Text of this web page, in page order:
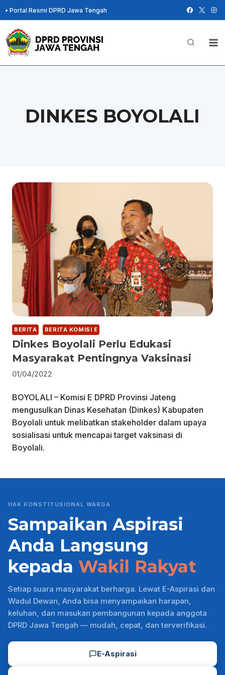
Skip
to
content
• Portal Resmi DPRD Jawa Tengah
DINKES BOYOLALI
BERITA BERITA KOMISI E
Dinkes Boyolali Perlu Edukasi
Masyarakat Pentingnya Vaksinasi
01/04/2022
BOYOLALI – Komisi E DPRD Provinsi Jateng
mengusulkan Dinas Kesehatan (Dinkes) Kabupaten
Boyolali untuk melibatkan stakeholder dalam upaya
sosialisasi untuk mencapai target vaksinasi di
Boyolali.
HAK KONSTITUSIONAL WARGA
Sampaikan Aspirasi
Anda Langsung
kepada Wakil Rakyat
Setiap suara masyarakat berharga. Lewat E-Aspirasi dan
Wadul Dewan, Anda bisa menyampaikan harapan,
keluhan, dan masukan pembangunan kepada anggota
DPRD Jawa Tengah — mudah, cepat, dan terverifikasi.
E-Aspirasi